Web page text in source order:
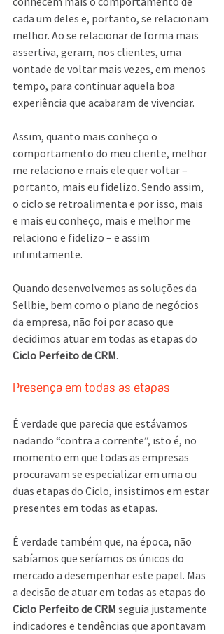
cada um deles e, portanto, se relacionam
melhor. Ao se relacionar de forma mais
assertiva, geram, nos clientes, uma
vontade de voltar mais vezes, em menos
tempo, para continuar aquela boa
experiência que acabaram de vivenciar.
Assim, quanto mais conheço o
comportamento do meu cliente, melhor
me relaciono e mais ele quer voltar –
portanto, mais eu fidelizo. Sendo assim,
o ciclo se retroalimenta e por isso, mais
e mais eu conheço, mais e melhor me
relaciono e fidelizo ­– e assim
infinitamente.
Quando desenvolvemos as soluções da
Sellbie, bem como o plano de negócios
da empresa, não foi por acaso que
decidimos atuar em todas as etapas do
Ciclo Perfeito de CRM.
Presença em todas as etapas
É verdade que parecia que estávamos
nadando “contra a corrente”, isto é, no
momento em que todas as empresas
procuravam se especializar em uma ou
duas etapas do Ciclo, insistimos em estar
presentes em todas as etapas.
É verdade também que, na época, não
sabíamos que seríamos os únicos do
mercado a desempenhar este papel. Mas
a decisão de atuar em todas as etapas do
Ciclo Perfeito de CRM seguia justamente
indicadores e tendências que apontavam